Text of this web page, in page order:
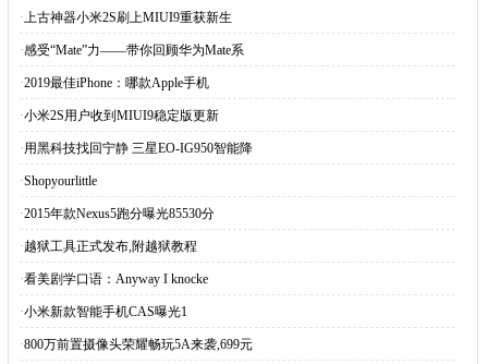
·上古神器小米2S刷上MIUI9重获新生
·感受“Mate”力——带你回顾华为Mate系
·2019最佳iPhone：哪款Apple手机
·小米2S用户收到MIUI9稳定版更新
·用黑科技找回宁静 三星EO-IG950智能降
·Shopyourlittle
·2015年款Nexus5跑分曝光85530分
·越狱工具正式发布,附越狱教程
·看美剧学口语：Anyway I knocke
·小米新款智能手机CAS曝光1
·800万前置摄像头荣耀畅玩5A来袭,699元